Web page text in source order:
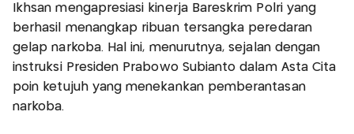
Ikhsan mengapresiasi kinerja Bareskrim Polri yang
berhasil menangkap ribuan tersangka peredaran
gelap narkoba. Hal ini, menurutnya, sejalan dengan
instruksi Presiden Prabowo Subianto dalam Asta Cita
poin ketujuh yang menekankan pemberantasan
narkoba.